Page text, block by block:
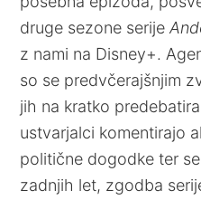
druge sezone serije
z nami na Disney+.
so se predvčerajšnjim
jih na kratko
ustvarjalci komentirajo
politične dogodke ter
zadnjih let, zgodba